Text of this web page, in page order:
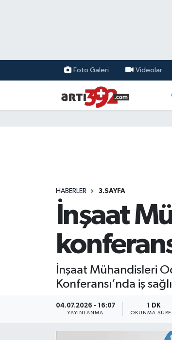
Foto Galeri Videolar
HABERLER 3.SAYFA
İnşaat
İnşaat Mühandisleri
Konferansı’nda iş
04.07.2026 - 16:07
YAYINLANMA
1 DK
OKUNMA